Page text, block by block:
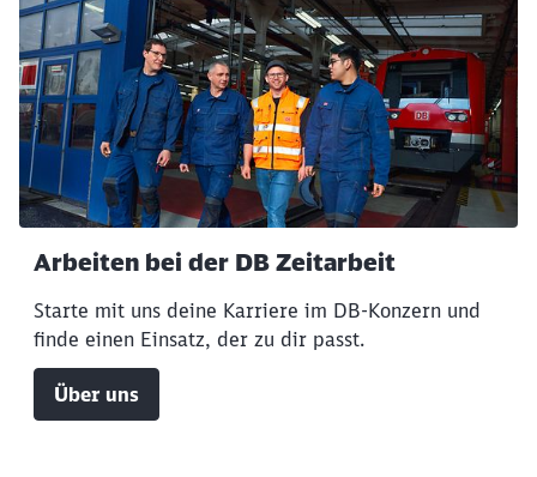
Arbeiten bei der DB Zeitarbeit
Starte mit uns deine Karriere im DB-Konzern und
finde einen Einsatz, der zu dir passt.
Über uns